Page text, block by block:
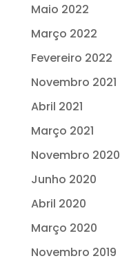
Maio 2022
Março 2022
Fevereiro 2022
Novembro 2021
Abril 2021
Março 2021
Novembro 2020
Junho 2020
Abril 2020
Março 2020
Novembro 2019